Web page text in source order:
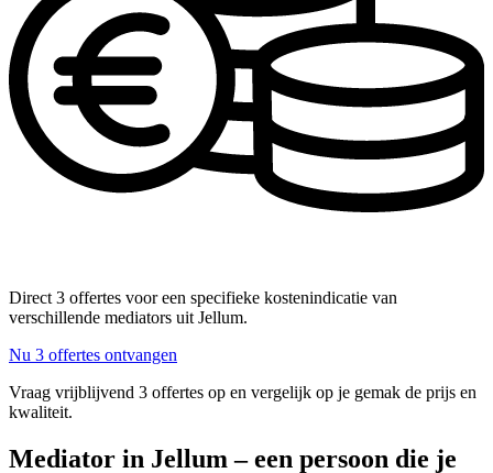
Direct 3 offertes voor een specifieke kostenindicatie van
verschillende mediators uit Jellum.
Nu 3 offertes ontvangen
Vraag vrijblijvend 3 offertes op en vergelijk op je gemak de prijs en
kwaliteit.
Mediator in Jellum – een persoon die je